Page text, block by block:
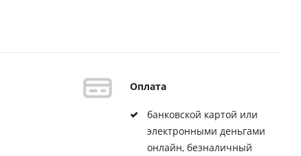
Оплата
банковской картой или
электронными деньгами
онлайн, безналичный